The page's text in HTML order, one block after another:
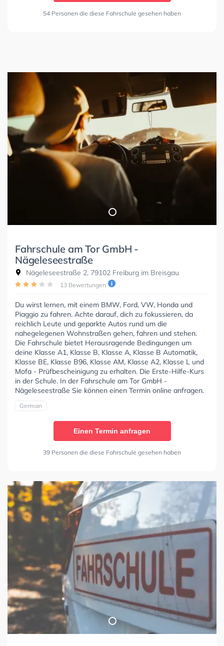
54 Personen die diese Fahrschule gesehen haben
Fahrschule am Tor GmbH -
Nägeleseestraße
Nägeleseestraße 2, 79102 Freiburg im Breisgau
13 Bewertungen
Du wirst lernen, mit einem BMW, Ford, VW, Honda und
Piaggio zu fahren. Achte darauf, dich zu fokussieren, da
reichlich Leute und geparkte Autos rund um die
nahegelegenen Wohnstraßen gehen, fahren und stehen.
Die Fahrschule bietet Herausragende Bedingungen um
deine Klasse A1, Klasse B, Klasse A, Klasse B Automatik,
Klasse BE, Klasse B96, Klasse AM, Klasse A2, Klasse L und
Mofa - Prüfbescheinigung zu erhalten. Die Erste-Hilfe-Kurs
in der Schule. In der Fahrschule am Tor GmbH -
Nägeleseestraße Sie können einen Termin online anfragen.
German
Einen Termin anfragen
39 Personen die diese Fahrschule gesehen haben